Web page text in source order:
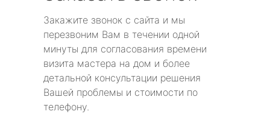
Закажите звонок с сайта и мы
перезвоним Вам в течении одной
минуты для согласования времени
визита мастера на дом и более
детальной консультации решения
Вашей проблемы и стоимости по
телефону.